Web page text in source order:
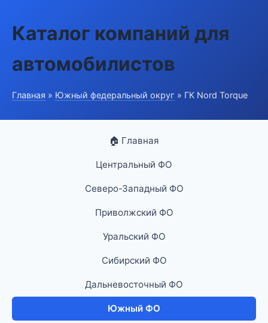
Каталог компаний для
автомобилистов
Главная » Южный федеральный округ » ГК Nord Torque
🏠 Главная
Центральный ФО
Северо-Западный ФО
Приволжский ФО
Уральский ФО
Сибирский ФО
Дальневосточный ФО
Южный ФО